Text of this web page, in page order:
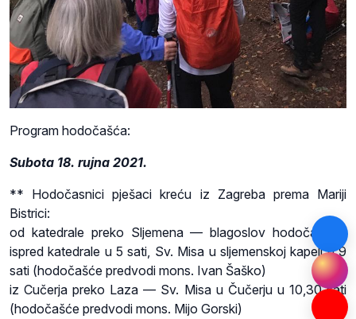
Program hodočašća:
Subota 18. rujna 2021.
** Hodočasnici pješaci kreću iz Zagreba prema Mariji
Bistrici:
od katedrale preko Sljemena — blagoslov hodočasnika
ispred katedrale u 5 sati, Sv. Misa u sljemenskoj kapeli u 9
sati (hodočašće predvodi mons. Ivan Šaško)
iz Cučerja preko Laza — Sv. Misa u Čučerju u 10,30 sati
(hodočašće predvodi mons. Mijo Gorski)